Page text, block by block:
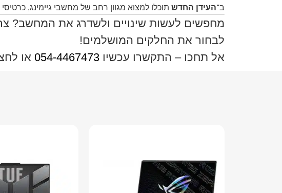
ב־העידן החדש תוכלו למצוא מגוון רחב של מחשבי גיימינג,
מחפשים לעשות שינויים ולשדרג את המחשב?
לבחור את החלקים המושלמים!
אל תחכו – התקשרו עכשיו 054-4467473 או